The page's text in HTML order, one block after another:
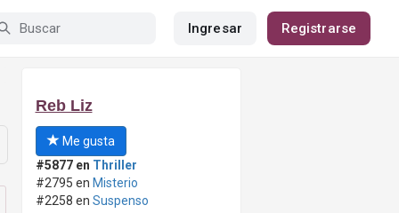
Ingresar Registrarse
Reb Liz
Me gusta
#5877 en Thriller
#2795 en Misterio
#2258 en Suspenso